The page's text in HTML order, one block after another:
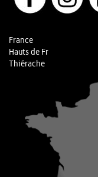
France
Hauts de Fr
Thiérache